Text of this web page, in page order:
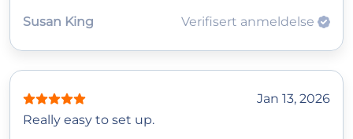
Susan King
Verifisert anmeldelse
Jan 13, 2026
Really easy to set up.